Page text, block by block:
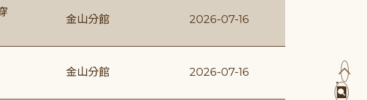
金山分館 2026-07-16
金山分館 2026-07-16